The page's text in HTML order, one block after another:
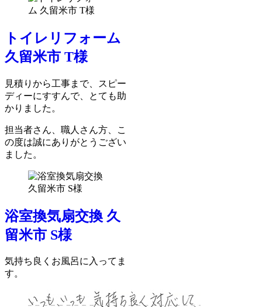
トイレリフォーム
久留米市 T様
見積りから工事まで、スピー
ディーにすすんで、とても助
かりました。
担当者さん、職人さん方、こ
の度は誠にありがとうござい
ました。
浴室換気扇交換 久
留米市 S様
気持ち良くお風呂に入ってま
す。